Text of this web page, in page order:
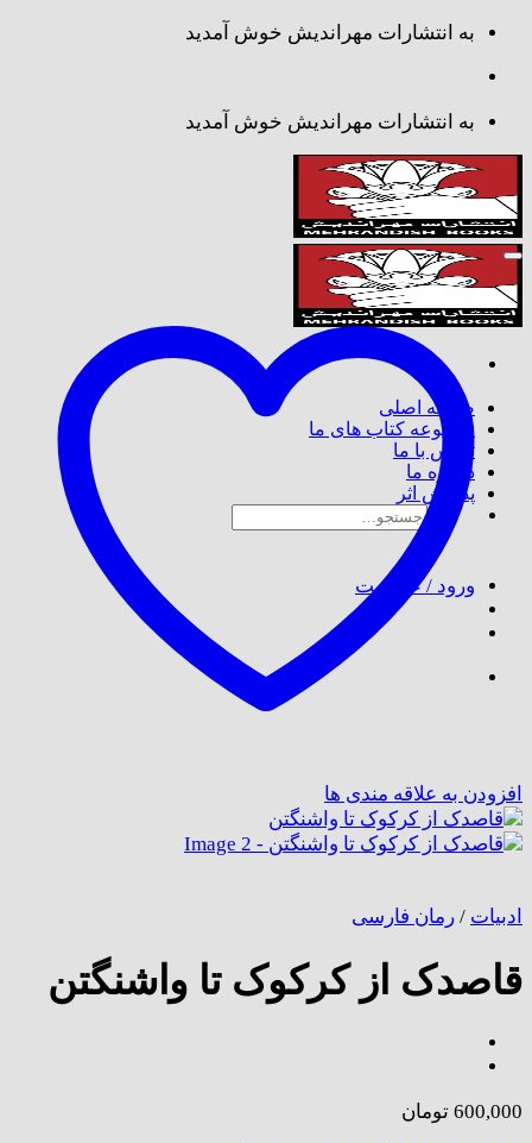
Skip
content
به انتشارات مهراندیش خوش آمدید
به انتشارات مهراندیش خوش آمدید
صفحه اصلی
مجموعه کتاب های ما
تماس با ما
درباره ما
پذیرش اثر
جستجو
برای:
ورود / عضویت
افزودن به علاقه مندی ها
ادبیات / رمان فارسی
قاصدک از کرکوک تا واشنگتن
600,000 تومان